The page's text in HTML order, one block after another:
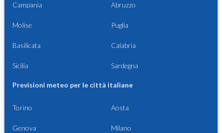
Campania Abruzzo
Molise Puglia
Basilicata Calabria
Sicilia Sardegna
Previsioni meteo per le città italiane
Torino Aosta
Genova Milano